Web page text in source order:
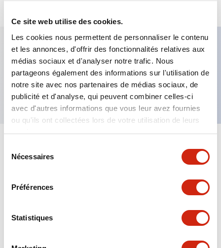
Ce site web utilise des cookies.
Les cookies nous permettent de personnaliser le contenu
et les annonces, d'offrir des fonctionnalités relatives aux
médias sociaux et d'analyser notre trafic. Nous
partageons également des informations sur l'utilisation de
notre site avec nos partenaires de médias sociaux, de
publicité et d'analyse, qui peuvent combiner celles-ci
avec d'autres informations que vous leur avez fournies
ou qu'ils ont collectées lors de votre utilisation de leurs
services.
Nécessaires
Préférences
Statistiques
Caractéristiques clés
Lampe LED bleue
Tout développer+